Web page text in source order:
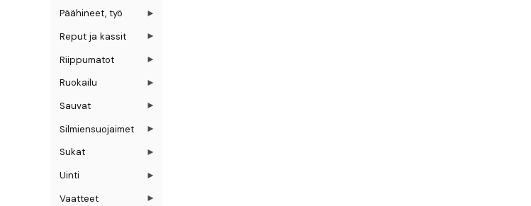
Päähineet, työ
Reput ja kassit
Riippumatot
Ruokailu
Sauvat
Silmiensuojaimet
Sukat
Uinti
Vaatteet